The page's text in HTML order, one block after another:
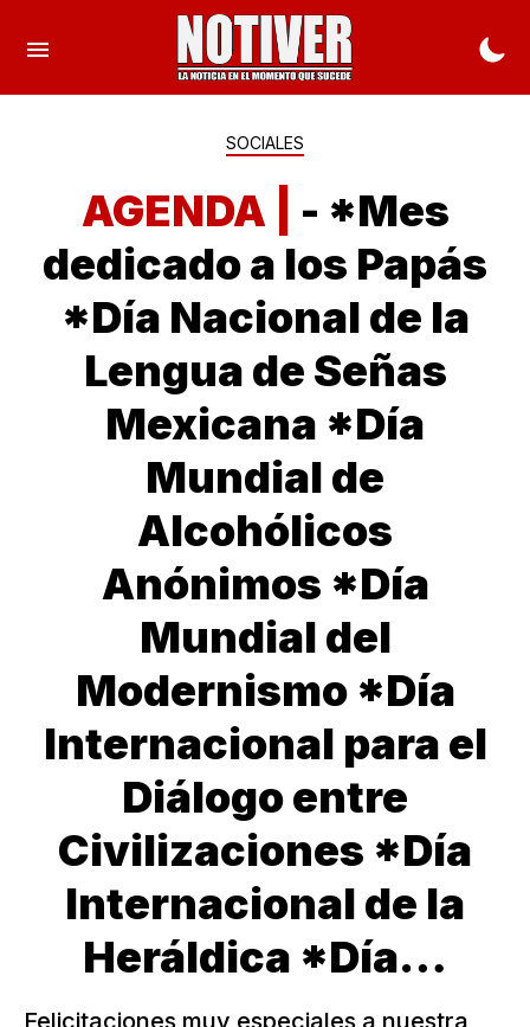
SOCIALES
AGENDA | - *Mes
dedicado a los Papás
*Día Nacional de la
Lengua de Señas
Mexicana *Día
Mundial de
Alcohólicos
Anónimos *Día
Mundial del
Modernismo *Día
Internacional para el
Diálogo entre
Civilizaciones *Día
Internacional de la
Heráldica *Día…
Felicitaciones muy especiales a nuestra